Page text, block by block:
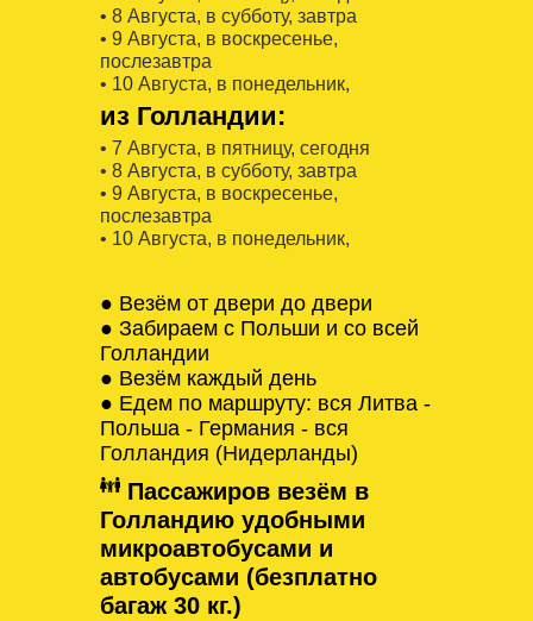
• 8 Августa, в субботу, завтра
• 9 Августa, в воскресенье,
послезавтра
• 10 Августa, в понедельник,
из Голландии:
• 7 Августa, в пятницу, сегодня
• 8 Августa, в субботу, завтра
• 9 Августa, в воскресенье,
послезавтра
• 10 Августa, в понедельник,
● Везём от двери до двери
● Забираем с Польши и со всей
Голландии
● Везём каждый день
● Едем по маршруту: вся Литва -
Польша - Германия - вся
Голландия (Нидерланды)
Пассажиров везём в
Голландию удобными
микроавтобусами и
автобусами (безплатно
багаж 30 кг.)